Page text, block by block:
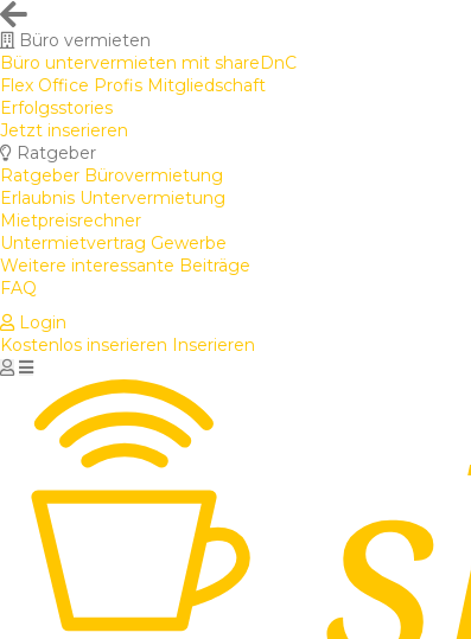
Büro vermieten
Büro untervermieten mit shareDnC
Flex Office Profis Mitgliedschaft
Erfolgsstories
Jetzt inserieren
Ratgeber
Ratgeber Bürovermietung
Erlaubnis Untervermietung
Mietpreisrechner
Untermietvertrag Gewerbe
Weitere interessante Beiträge
FAQ
Login
Kostenlos inserieren Inserieren